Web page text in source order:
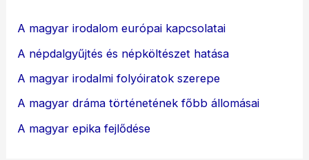
A magyar irodalom európai kapcsolatai
A népdalgyűjtés és népköltészet hatása
A magyar irodalmi folyóiratok szerepe
A magyar dráma történetének főbb állomásai
A magyar epika fejlődése